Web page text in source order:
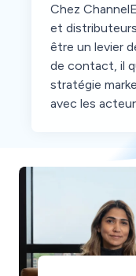
Chez
et
être un levier
de contact, il
stratégie
avec les